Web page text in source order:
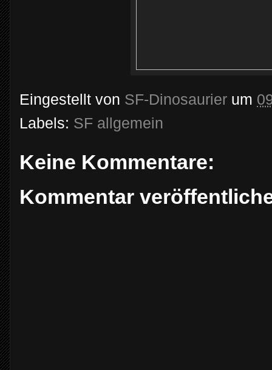
Eingestellt von SF-Dinosaurier um
Labels: SF allgemein
Keine Kommentare:
Kommentar